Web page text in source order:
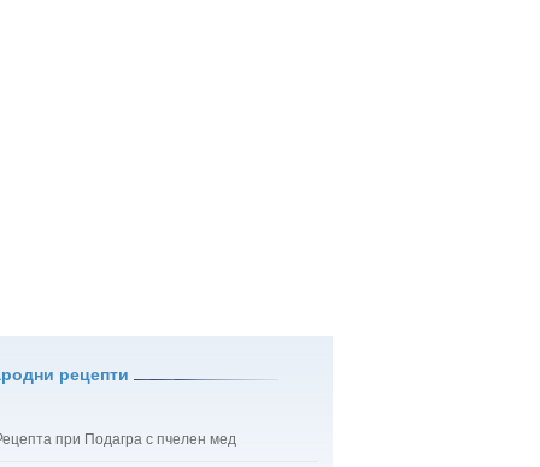
рецепти
при Подагра с пчелен мед